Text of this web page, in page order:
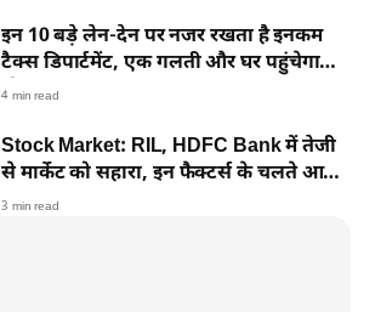
इन 10 बड़े लेन-देन पर नजर रखता है इनकम
टैक्स डिपार्टमेंट, एक गलती और घर पहुंचेगा
नोटिस
4 min read
Stock Market: RIL, HDFC Bank में तेजी
से मार्केट को सहारा, इन फैक्टर्स के चलते आज
बाजार गुलजार
3 min read